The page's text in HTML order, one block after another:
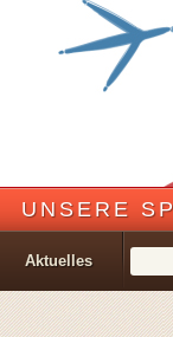
UNSERE
Aktuelles